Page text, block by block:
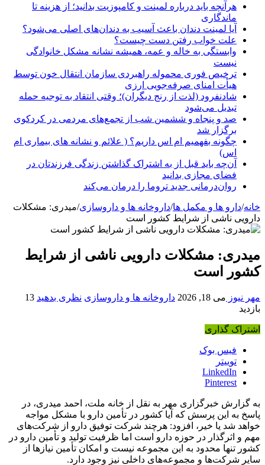
هرآنچه باید درباره لمینت و کامپوزیت بدانید؛ از هزینه تا
ماندگاری
آیا لمینت دندان باعث آسیب به دندان‌های اصلی می‌شود؟
علت خواب رفتن دست چیست؟
وابستگی به خاله و عمه، همیشه نشانه مشکل خانوادگی
نیست
ترخیص فوری محموله راهبردی سازمان انتقال خون توسط
هیأت امنای صرفه‌جویی ارزی
شادنفرود (لذت از رنج دیگران)؛ وقتی انتقاد به توجیه حمله
تبدیل می‌شود
صد و پنجاه‌ و ششمین شب از تجمع‌های مردمی در کردکوی
برگزار شد
چگونه بفهمیم ام اس داریم؟ ( علائم و نشانه های بیماری ام
اس)
آن‌چه باید قبل از به اشتراک گذاشتن زندگی فرزندتان در
فضای مجازی بدانید
روان‌درمانی جدید تروما را درمان می‌کند
خانه/دارو ها و مکمل ها/داروخانه ها و داروسازی/میدری: مشکلات
دارویی ناشی از شرایط کشور است
میدری: مشکلات دارویی ناشی از شرایط
کشور است
مهر نیوز می 18, 2026 داروخانه ها و داروسازی نظری بدهید 13
بازدید
اشتراک گذاری
فیس بوک
توییتر
LinkedIn
Pinterest
به گزارش خبرگزاری مهر به نقل از خانه ملت، احمد میدری، در
پاسخ به این پرسش که آیا کشور در تأمین دارو با مشکل مواجه
خواهد شد یا خیر، افزود: هرچند شرکت توفیق دارو از شرکت‌های
مهم و اثرگذار در حوزه دارو است اما ظرفیت تولید و تأمین دارو در
کشور تنها محدود به این مجموعه نیست و امکان تأمین نیازها از
سایر شرکت‌ها و مجموعه‌های داخلی نیز وجود دارد.